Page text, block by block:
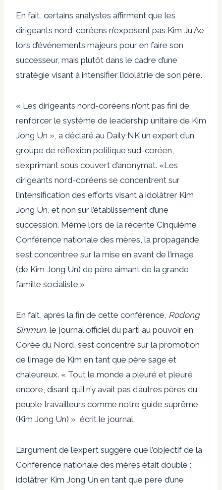
En fait, certains analystes affirment que les
dirigeants nord-coréens n’exposent pas Kim Ju Ae
lors d’événements majeurs pour en faire son
successeur, mais plutôt dans le cadre d’une
stratégie visant à intensifier l’idolâtrie de son père.
« Les dirigeants nord-coréens n’ont pas fini de
renforcer le système de leadership unitaire de Kim
Jong Un », a déclaré au Daily NK un expert d’un
groupe de réflexion politique sud-coréen,
s’exprimant sous couvert d’anonymat. «Les
dirigeants nord-coréens se concentrent sur
l’intensification des efforts visant à idolâtrer Kim
Jong Un, et non sur l’établissement d’une
succession. Même lors de la récente Cinquième
Conférence nationale des mères, la propagande
s’est concentrée sur la mise en avant de l’image
(de Kim Jong Un) de père aimant de la grande
famille socialiste.»
En fait, après la fin de cette conférence, Rodong
Sinmun, le journal officiel du parti au pouvoir en
Corée du Nord, s’est concentré sur la promotion
de l’image de Kim en tant que père sage et
chaleureux. « Tout le monde a pleuré et pleuré
encore, disant qu’il n’y avait pas d’autres pères du
peuple travailleurs comme notre guide suprême
(Kim Jong Un) », écrit le journal.
L’argument de l’expert suggère que l’objectif de la
Conférence nationale des mères était double :
idolâtrer Kim Jong Un en tant que père d’une